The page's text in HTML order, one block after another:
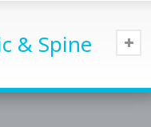
& Spine